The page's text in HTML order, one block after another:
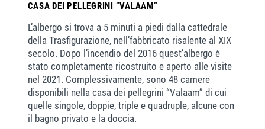
CASA DEI PELLEGRINI “VALAAM”
L’albergo si trova a 5 minuti a piedi dalla cattedrale
della Trasfigurazione, nell’fabbricato risalente al XIX
secolo. Dopo l’incendio del 2016 quest’albergo è
stato completamente ricostruito e aperto alle visite
nel 2021. Complessivamente, sono 48 camere
disponibili nella casa dei pellegrini “Valaam” di cui
quelle singole, doppie, triple e quadruple, alcune con
il bagno privato e la doccia.